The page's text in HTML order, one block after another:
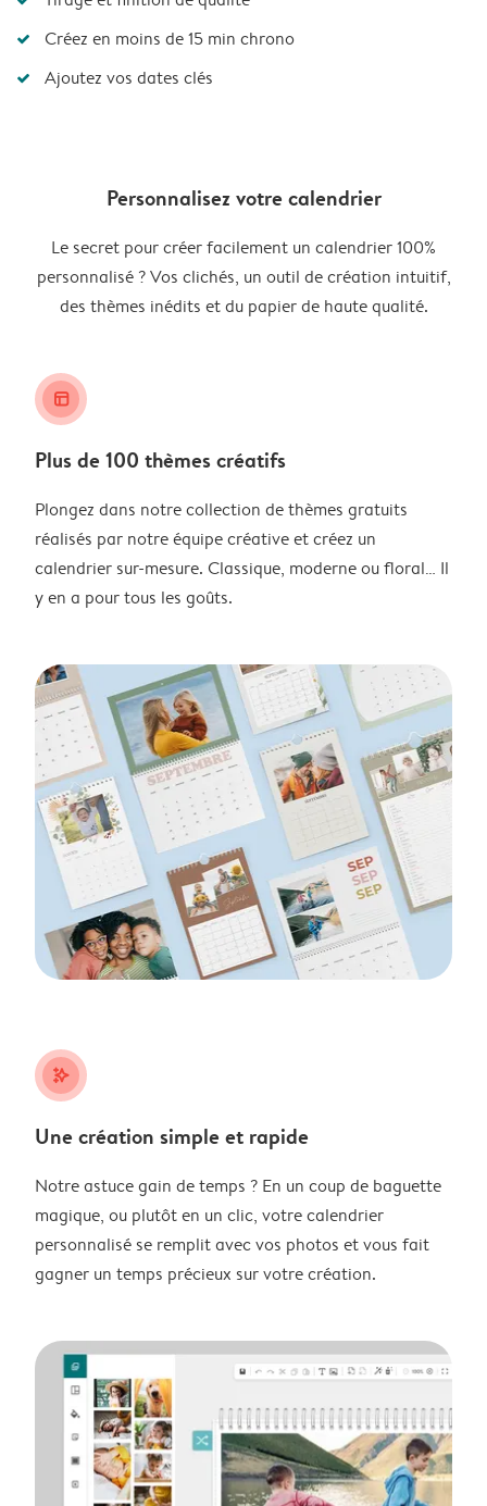
Créez en moins de 15 min chrono
Ajoutez vos dates clés
Personnalisez votre calendrier
Le secret pour créer facilement un calendrier 100%
personnalisé ? Vos clichés, un outil de création intuitif,
des thèmes inédits et du papier de haute qualité.
layout_alt
Plus de 100 thèmes créatifs
Plongez dans notre collection de thèmes gratuits
réalisés par notre équipe créative et créez un
calendrier sur-mesure. Classique, moderne ou floral… Il
y en a pour tous les goûts.
stars_plus
Une création simple et rapide
Notre astuce gain de temps ? En un coup de baguette
magique, ou plutôt en un clic, votre calendrier
personnalisé se remplit avec vos photos et vous fait
gagner un temps précieux sur votre création.